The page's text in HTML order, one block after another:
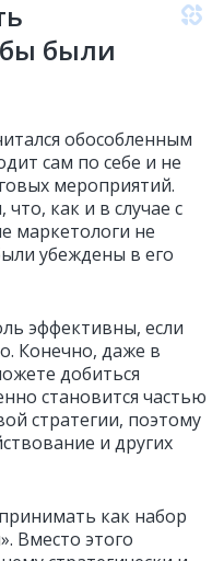
были
обособленным
сам по себе и не
мероприятий.
как и в случае с
маркетологи не
убеждены в его
эффективны, если
Конечно, даже в
добиться
становится частью
стратегии, поэтому
и других
как набор
Вместо этого